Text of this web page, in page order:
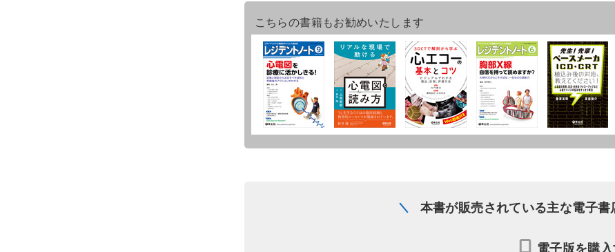
こちらの書籍もお勧めいたします
本書が販売されている主な電子
電子版を購